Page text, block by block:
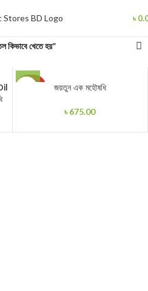
৳
খেতে হয়”
SOLD
জয়তুন এক মহৌষধি
৳675.00